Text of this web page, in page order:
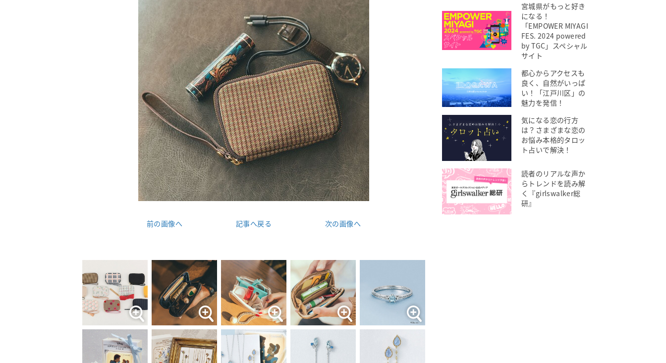
前の画像へ 記事へ戻る 次の画像へ
宮城県がもっと好き
になる！
「EMPOWER MIYAGI
FES. 2024 powered
by TGC」スペシャル
サイト
都心からアクセスも
良く、自然がいっぱ
い！「江戸川区」の
魅力を発信！
気になる恋の行方
は？さまざまな恋の
お悩み本格的タロッ
ト占いで解決！
読者のリアルな声か
らトレンドを読み解
く『girlswalker総
研』